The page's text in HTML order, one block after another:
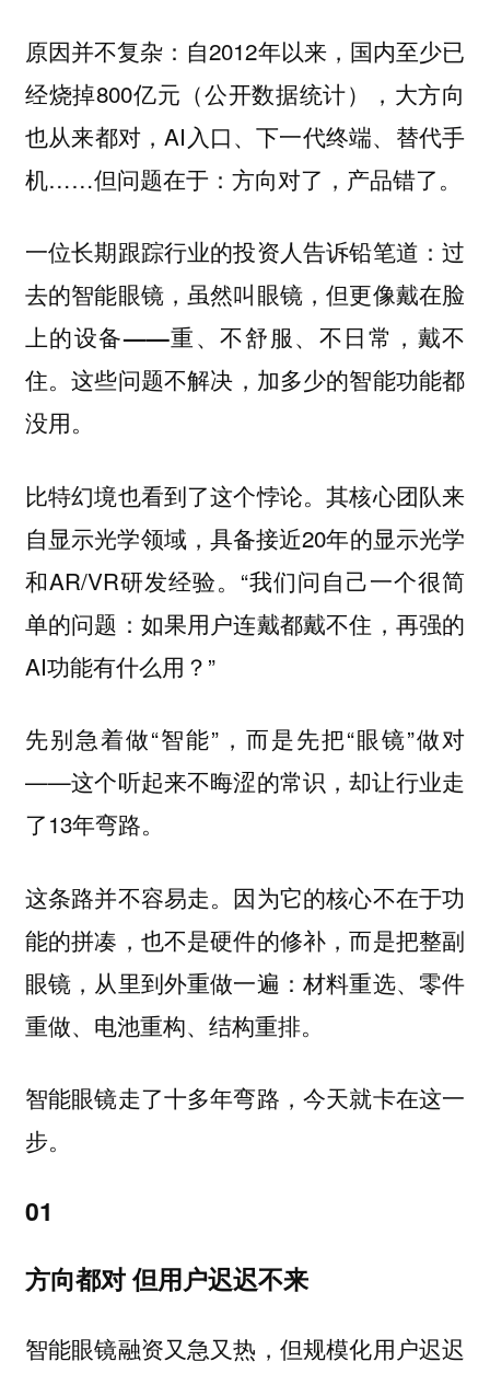
原因并不复杂：自2012年以来，国内至少已
经烧掉800亿元（公开数据统计），大方向
也从来都对，AI入口、下一代终端、替代手
机……但问题在于：方向对了，产品错了。
一位长期跟踪行业的投资人告诉铅笔道：过
去的智能眼镜，虽然叫眼镜，但更像戴在脸
上的设备——重、不舒服、不日常，戴不
住。这些问题不解决，加多少的智能功能都
没用。
比特幻境也看到了这个悖论。其核心团队来
自显示光学领域，具备接近20年的显示光学
和AR/VR研发经验。“我们问自己一个很简
单的问题：如果用户连戴都戴不住，再强的
AI功能有什么用？”
先别急着做“智能”，而是先把“眼镜”做对
——这个听起来不晦涩的常识，却让行业走
了13年弯路。
这条路并不容易走。因为它的核心不在于功
能的拼凑，也不是硬件的修补，而是把整副
眼镜，从里到外重做一遍：材料重选、零件
重做、电池重构、结构重排。
智能眼镜走了十多年弯路，今天就卡在这一
步。
01
方向都对 但用户迟迟不来
智能眼镜融资又急又热，但规模化用户迟迟